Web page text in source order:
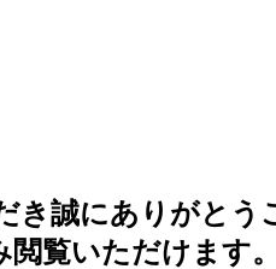
き誠にありがとう
覧いただけます。